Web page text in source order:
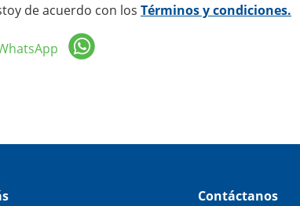
de acuerdo con los Términos y condiciones.
Contáctanos